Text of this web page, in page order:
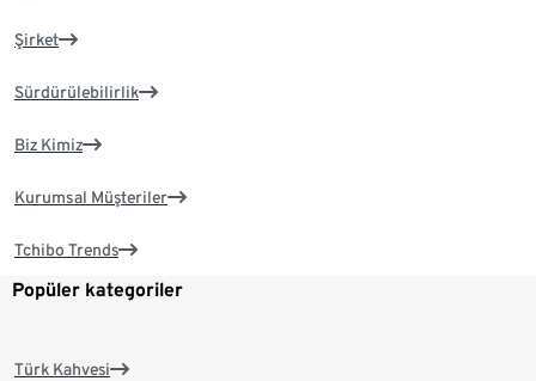
Şirket
Sürdürülebilirlik
Biz Kimiz
Kurumsal Müşteriler
Tchibo Trends
Popüler kategoriler
Türk Kahvesi